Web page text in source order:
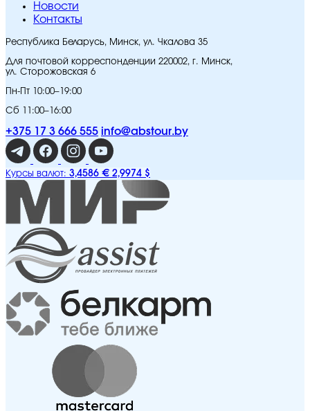
Новости
Контакты
Республика Беларусь, Минск, ул. Чкалова 35
Для почтовой корреспонденции 220002, г. Минск,
ул. Сторожовская 6
Пн-Пт 10:00–19:00
Сб 11:00–16:00
+375 17 3 666 555 info@abstour.by
Курсы валют: 3,4586 € 2,9974 $